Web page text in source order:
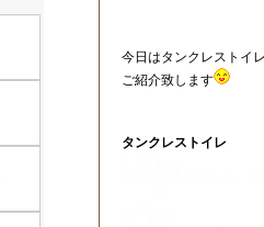
今日はタンクレストイ
ご紹介致します
タンクレストイレ